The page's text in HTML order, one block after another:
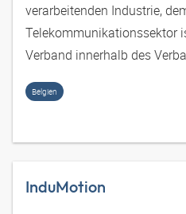
verarbeitenden Industrie,
Telekommunikationssektor
Verband innerhalb des
Unternehmen.
Belgien
InduMotion